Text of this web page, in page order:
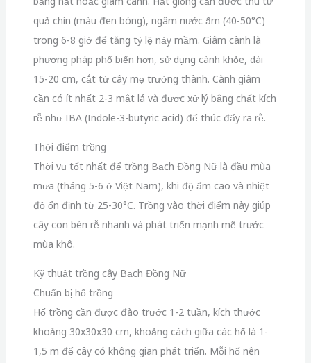
quả chín (màu đen bóng), ngâm nước ấm (40-50°C)
trong 6-8 giờ để tăng tỷ lệ nảy mầm. Giâm cành là
phương pháp phổ biến hơn, sử dụng cành khỏe, dài
15-20 cm, cắt từ cây mẹ trưởng thành. Cành giâm
cần có ít nhất 2-3 mắt lá và được xử lý bằng chất kích
rễ như IBA (Indole-3-butyric acid) để thúc đẩy ra rễ.
Thời điểm trồng
Thời vụ tốt nhất để trồng Bạch Đồng Nữ là đầu mùa
mưa (tháng 5-6 ở Việt Nam), khi độ ẩm cao và nhiệt
độ ổn định từ 25-30°C. Trồng vào thời điểm này giúp
cây con bén rễ nhanh và phát triển mạnh mẽ trước
mùa khô.
Kỹ thuật trồng cây Bạch Đồng Nữ
Chuẩn bị hố trồng
Hố trồng cần được đào trước 1-2 tuần, kích thước
khoảng 30x30x30 cm, khoảng cách giữa các hố là 1-
1,5 m để cây có không gian phát triển. Mỗi hố nên